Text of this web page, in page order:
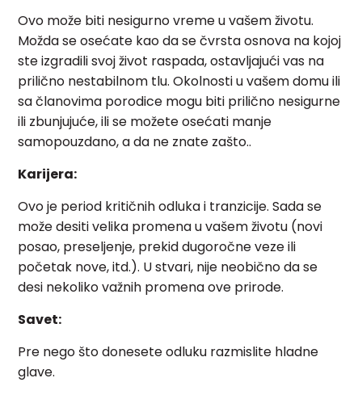
Ovo može biti nesigurno vreme u vašem životu.
Možda se osećate kao da se čvrsta osnova na kojoj
ste izgradili svoj život raspada, ostavljajući vas na
prilično nestabilnom tlu. Okolnosti u vašem domu ili
sa članovima porodice mogu biti prilično nesigurne
ili zbunjujuće, ili se možete osećati manje
samopouzdano, a da ne znate zašto..
Karijera:
Ovo je period kritičnih odluka i tranzicije. Sada se
može desiti velika promena u vašem životu (novi
posao, preseljenje, prekid dugoročne veze ili
početak nove, itd.). U stvari, nije neobično da se
desi nekoliko važnih promena ove prirode.
Savet:
Pre nego što donesete odluku razmislite hladne
glave.